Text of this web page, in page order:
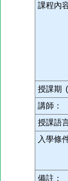
課程內
授課期 (
講師：
授課語
入學條
備註：